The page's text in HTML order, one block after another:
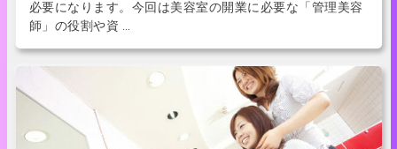
必要になります。今回は美容室の開業に必要な「管理美容
師」の役割や資 …